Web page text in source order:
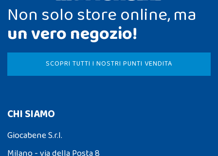
Non solo store online, ma
un vero negozio!
SCOPRI TUTTI I NOSTRI PUNTI VENDITA
CHI SIAMO
Giocabene S.r.l.